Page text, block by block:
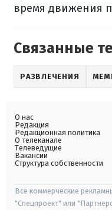
время движения
Связанные
РАЗВЛЕЧЕНИЯ
О нас
Редакция
Редакционная политика
О телеканале
Телеведущие
Вакансии
Структура собственности
Все коммерческие
"Спецпроект" или